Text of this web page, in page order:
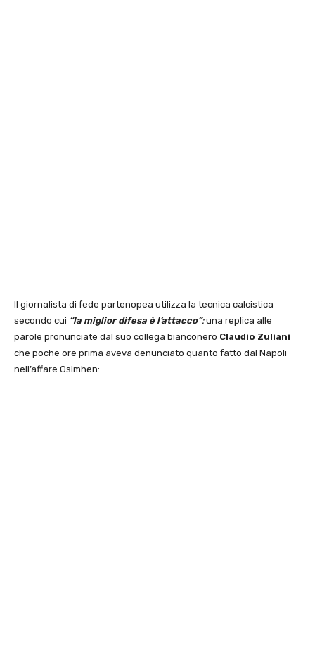
Il giornalista di fede partenopea utilizza la tecnica calcistica
secondo cui “la miglior difesa è l’attacco”:una replica alle
parole pronunciate dal suo collega bianconero Claudio Zuliani
che poche ore prima aveva denunciato quanto fatto dal Napoli
nell’affare Osimhen: